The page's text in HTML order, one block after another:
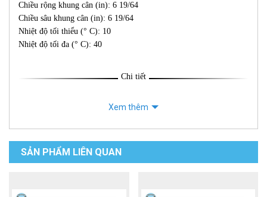
Chiều rộng khung cân (in): 6 19/64
Chiều sâu khung cân (in): 6 19/64
Nhiệt độ tối thiểu (° C): 10
Nhiệt độ tối đa (° C): 40
Chi tiết
Xem thêm
SẢN PHẨM LIÊN QUAN